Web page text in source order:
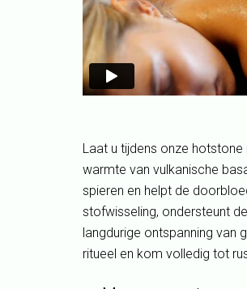
Laat u tijdens onze
warmte van vulkanische
spieren en helpt de
stofwisseling, ondersteunt
langdurige ontspanning van
ritueel en kom volledig tot